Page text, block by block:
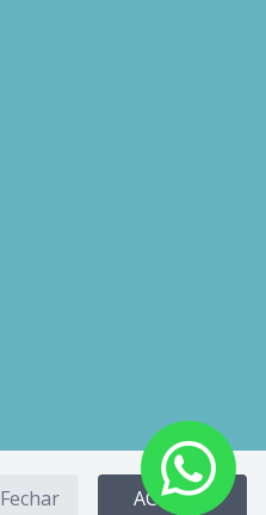
Fechar ACEITAR